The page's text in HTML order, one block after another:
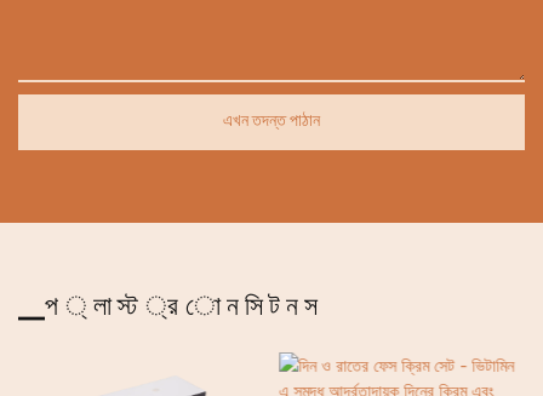
এখন তদন্ত পাঠান
▁প ্ লা স্ট ্র ো ন সি ট ন স